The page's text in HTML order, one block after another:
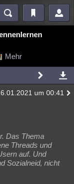
Kriminalfälle
Literatur
Mehr
um 00:41
Das Thema
Threads und
auf. Und
Sozialneid, nicht